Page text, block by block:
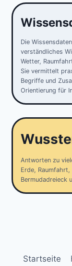
Die
verständliches
Wetter,
Sie vermittelt
Begriffe und
Orientierung für
Antworten zu
Erde,
Bermudadreieck
Startseite